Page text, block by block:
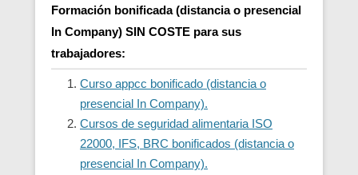
Formación bonificada (distancia o presencial
In Company) SIN COSTE para sus
trabajadores:
Curso appcc bonificado (distancia o
presencial In Company).
Cursos de seguridad alimentaria ISO
22000, IFS, BRC bonificados (distancia o
presencial In Company).